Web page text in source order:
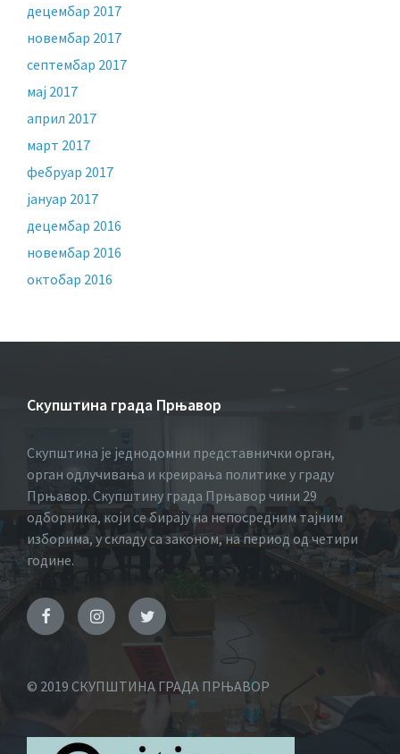
децембар 2017
новембар 2017
септембар 2017
мај 2017
април 2017
март 2017
фебруар 2017
јануар 2017
децембар 2016
новембар 2016
октобар 2016
Скупштина града Прњавор
Скупштина је једнодомни представнички орган,
орган одлучивања и креирања политике у граду
Прњавор. Скупштину града Прњавор чини 29
одборника, који се бирају на непосредним тајним
изборима, у складу са законом, на период од четири
године.
© 2019 СКУПШТИНА ГРАДА ПРЊАВОР